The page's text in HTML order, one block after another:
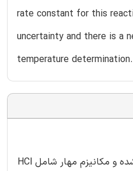
rate constant for this
uncertainty and there is a
temperature determination.
دمای بالای شیمی کلر به روز شده و مکانیزم مهار شامل HCl